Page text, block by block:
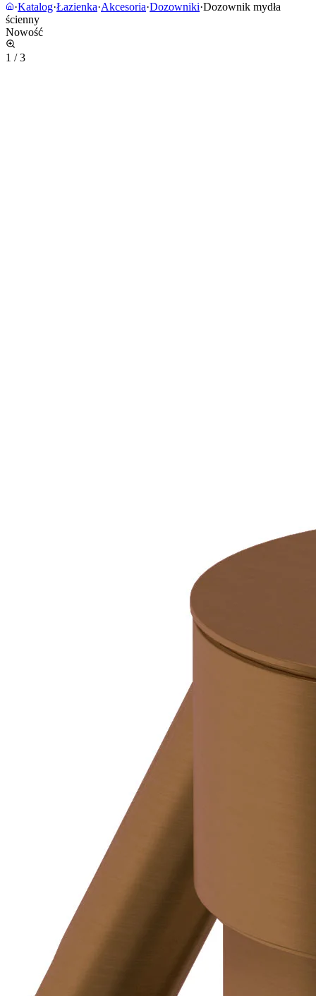
·Katalog·Łazienka·Akcesoria·Dozowniki·Dozownik mydła
ścienny
Nowość
1 /3